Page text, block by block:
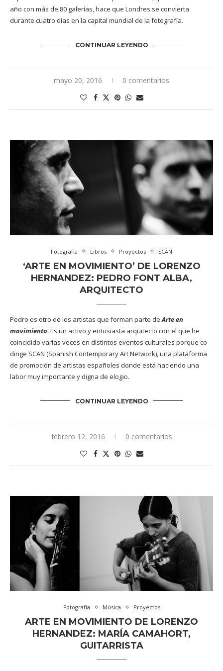
año con más de 80 galerías, hace que Londres se convierta
durante cuatro días en la capital mundial de la fotografía.
CONTINUAR LEYENDO
mayo 20, 2016 0 comentarios
Fotografía Libros Proyectos SCAN
‘ARTE EN MOVIMIENTO’ DE LORENZO
HERNANDEZ: PEDRO FONT ALBA,
ARQUITECTO
Pedro es otro de los artistas que forman parte deArte en
movimiento. Es un activo y entusiasta arquitecto con el que he
coincidido varias veces en distintos eventos culturales porque co-
dirige SCAN (Spanish Contemporary Art Network), una plataforma
de promoción de artistas españoles donde está haciendo una
labor muy importante y digna de elogio.
CONTINUAR LEYENDO
febrero 12, 2016 0 comentarios
Fotografía Música Proyectos
ARTE EN MOVIMIENTO DE LORENZO
HERNANDEZ: MARÍA CAMAHORT,
GUITARRISTA